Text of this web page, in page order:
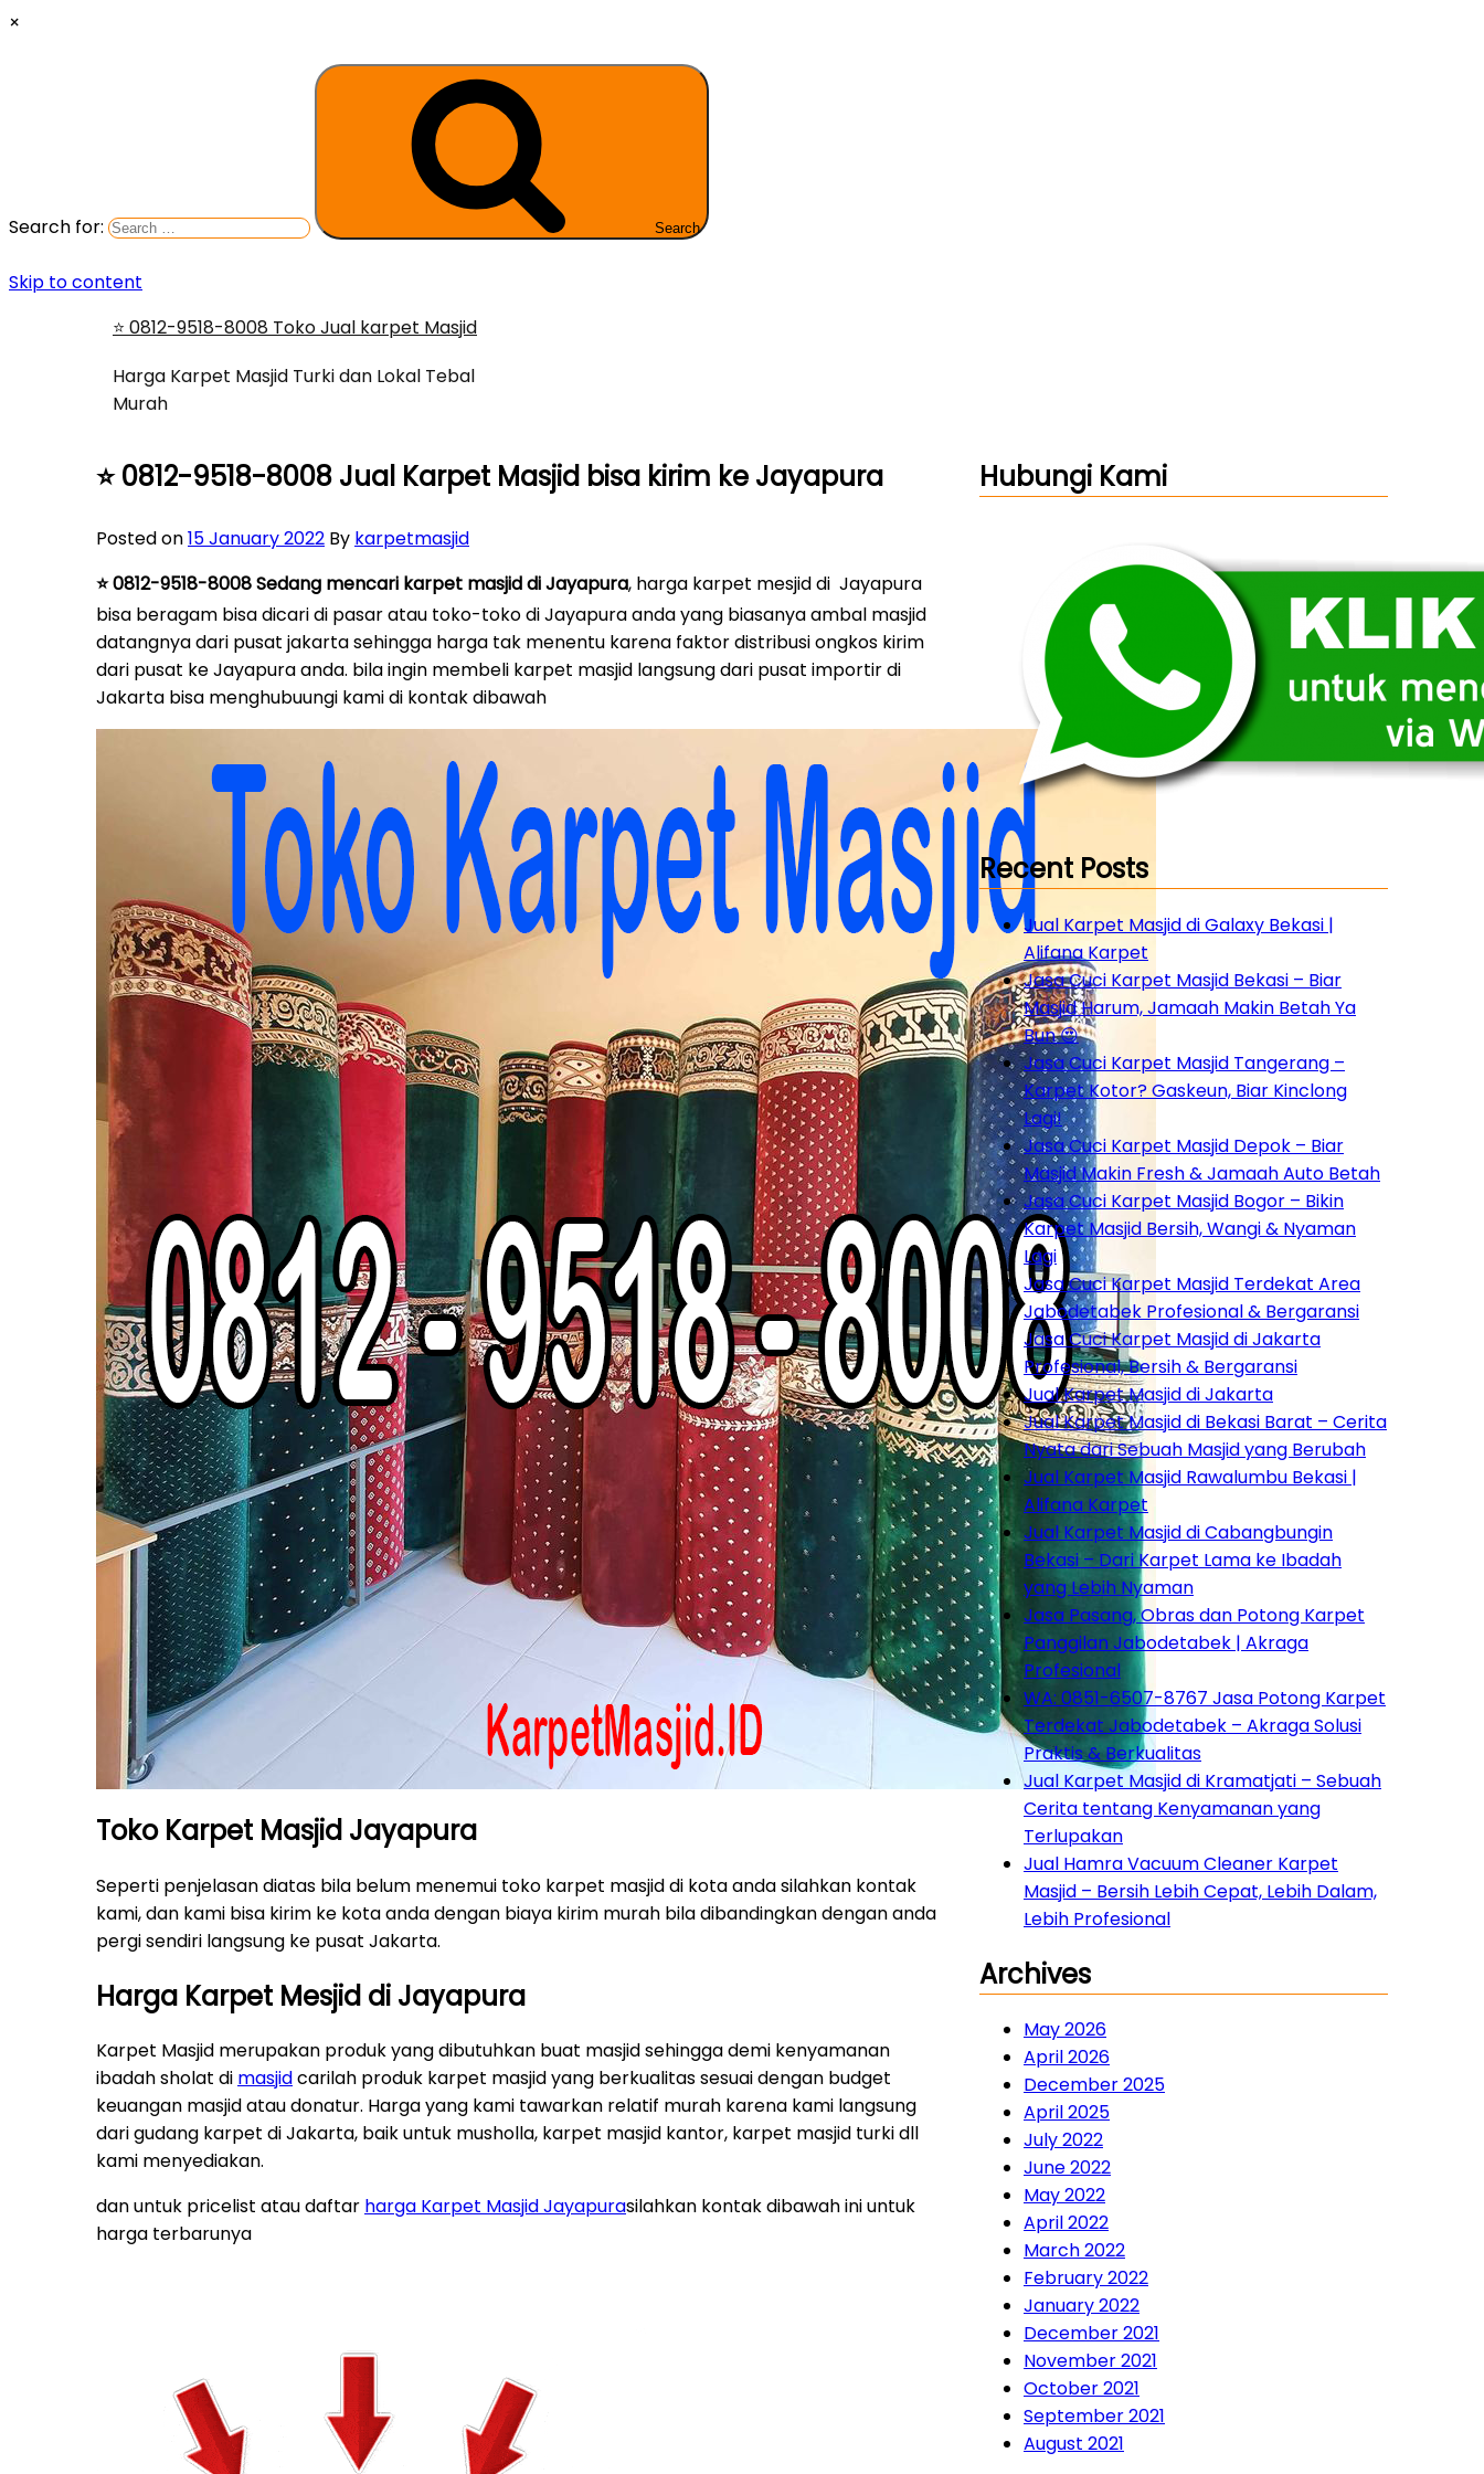
×
Search for: Search
Skip to content
⭐ 0812-9518-8008 Toko Jual karpet Masjid
Harga Karpet Masjid Turki dan Lokal Tebal
Murah
⭐ 0812-9518-8008 Jual Karpet Masjid bisa kirim ke Jayapura
Posted on15 January 2022 By karpetmasjid
⭐ 0812-9518-8008 Sedang mencari karpet masjid di Jayapura, harga karpet mesjid di Jayapura
bisa beragam bisa dicari di pasar atau toko-toko di Jayapura anda yang biasanya ambal masjid
datangnya dari pusat jakarta sehingga harga tak menentu karena faktor distribusi ongkos kirim
dari pusat ke Jayapura anda. bila ingin membeli karpet masjid langsung dari pusat importir di
Jakarta bisa menghubuungi kami di kontak dibawah
Toko Karpet Masjid Jayapura
Seperti penjelasan diatas bila belum menemui toko karpet masjid di kota anda silahkan kontak
kami, dan kami bisa kirim ke kota anda dengan biaya kirim murah bila dibandingkan dengan anda
pergi sendiri langsung ke pusat Jakarta.
Harga Karpet Mesjid di Jayapura
Karpet Masjid merupakan produk yang dibutuhkan buat masjid sehingga demi kenyamanan
ibadah sholat di masjidcarilah produk karpet masjid yang berkualitas sesuai dengan budget
keuangan masjid atau donatur. Harga yang kami tawarkan relatif murah karena kami langsung
dari gudang karpet di Jakarta, baik untuk musholla, karpet masjid kantor, karpet masjid turki dll
kami menyediakan.
dan untuk pricelist atau daftar harga Karpet Masjid Jayapurasilahkan kontak dibawah ini untuk
harga terbarunya
Hubungi Kami
Recent Posts
Jual Karpet Masjid di Galaxy Bekasi |
Alifana Karpet
Jasa Cuci Karpet Masjid Bekasi – Biar
Masjid Harum, Jamaah Makin Betah Ya
Bun 😍
Jasa Cuci Karpet Masjid Tangerang –
Karpet Kotor? Gaskeun, Biar Kinclong
Lagi!
Jasa Cuci Karpet Masjid Depok – Biar
Masjid Makin Fresh & Jamaah Auto Betah
Jasa Cuci Karpet Masjid Bogor – Bikin
Karpet Masjid Bersih, Wangi & Nyaman
Lagi
Jasa Cuci Karpet Masjid Terdekat Area
Jabodetabek Profesional & Bergaransi
Jasa Cuci Karpet Masjid di Jakarta
Profesional, Bersih & Bergaransi
Jual Karpet Masjid di Jakarta
Jual Karpet Masjid di Bekasi Barat – Cerita
Nyata dari Sebuah Masjid yang Berubah
Jual Karpet Masjid Rawalumbu Bekasi |
Alifana Karpet
Jual Karpet Masjid di Cabangbungin
Bekasi – Dari Karpet Lama ke Ibadah
yang Lebih Nyaman
Jasa Pasang, Obras dan Potong Karpet
Panggilan Jabodetabek | Akraga
Profesional
WA: 0851-6507-8767 Jasa Potong Karpet
Terdekat Jabodetabek – Akraga Solusi
Praktis & Berkualitas
Jual Karpet Masjid di Kramatjati – Sebuah
Cerita tentang Kenyamanan yang
Terlupakan
Jual Hamra Vacuum Cleaner Karpet
Masjid – Bersih Lebih Cepat, Lebih Dalam,
Lebih Profesional
Archives
May 2026
April 2026
December 2025
April 2025
July 2022
June 2022
May 2022
April 2022
March 2022
February 2022
January 2022
December 2021
November 2021
October 2021
September 2021
August 2021